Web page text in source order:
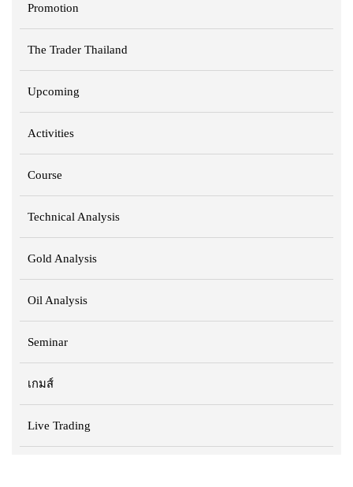
Promotion
The Trader Thailand
Upcoming
Activities
Course
Technical Analysis
Gold Analysis
Oil Analysis
Seminar
เกมส์
Live Trading